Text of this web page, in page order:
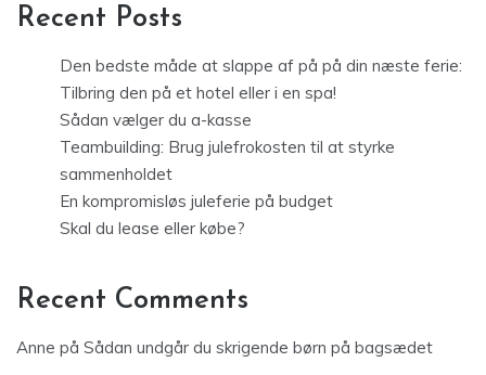
Recent Posts
Den bedste måde at slappe af på på din næste ferie:
Tilbring den på et hotel eller i en spa!
Sådan vælger du a-kasse
Teambuilding: Brug julefrokosten til at styrke
sammenholdet
En kompromisløs juleferie på budget
Skal du lease eller købe?
Recent Comments
Anne på Sådan undgår du skrigende børn på bagsædet